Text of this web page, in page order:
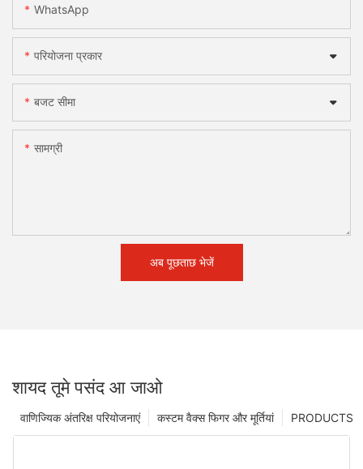
WhatsApp
परियोजना प्रकार
बजट सीमा
सामग्री
अब पूछताछ भेजें
शायद तूमे पसंद आ जाओ
PRODUCTS
कस्टम वैक्स फिगर और मूर्तियां
वाणिज्यिक अंतरिक्ष परियोजनाएं